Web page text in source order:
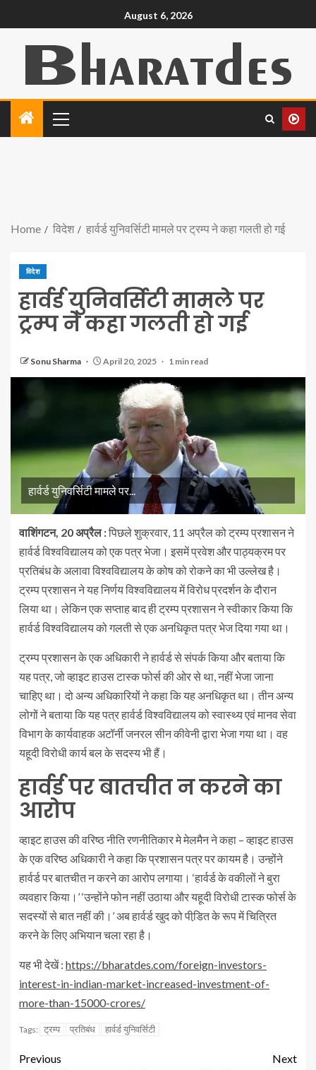
August 6, 2026
Home विदेश हार्वर्ड युनिवर्सिटी मामले पर ट्रम्प ने कहा गलती हो गई
विदेश
हार्वर्ड युनिवर्सिटी मामले पर
ट्रम्प ने कहा गलती हो गई
Sonu Sharma April 20, 2025 1 min read
हार्वर्ड युनिवर्सिटी मामले पर...
वाशिंगटन, 20 अप्रैल :पिछले शुक्रवार, 11 अप्रैल को ट्रम्प प्रशासन ने
हार्वर्ड विश्वविद्यालय को एक पत्र भेजा। इसमें प्रवेश और पाठ्यक्रम पर
प्रतिबंध के अलावा विश्वविद्यालय के कोष को रोकने का भी उल्लेख है।
ट्रम्प प्रशासन ने यह निर्णय विश्वविद्यालय में विरोध प्रदर्शन के दौरान
लिया था। लेकिन एक सप्ताह बाद ही ट्रम्प प्रशासन ने स्वीकार किया कि
हार्वर्ड विश्वविद्यालय को गलती से एक अनधिकृत पत्र भेज दिया गया था।
ट्रम्प प्रशासन के एक अधिकारी ने हार्वर्ड से संपर्क किया और बताया कि
यह पत्र, जो व्हाइट हाउस टास्क फोर्स की ओर से था, नहीं भेजा जाना
चाहिए था। दो अन्य अधिकारियों ने कहा कि यह अनधिकृत था। तीन अन्य
लोगों ने बताया कि यह पत्र हार्वर्ड विश्वविद्यालय को स्वास्थ्य एवं मानव सेवा
विभाग के कार्यवाहक अटॉर्नी जनरल सीन कीवेनी द्वारा भेजा गया था। वह
यहूदी विरोधी कार्य बल के सदस्य भी हैं।
हार्वर्ड पर बातचीत न करने का
आरोप
व्हाइट हाउस की वरिष्ठ नीति रणनीतिकार मे मेलमैन ने कहा – व्हाइट हाउस
के एक वरिष्ठ अधिकारी ने कहा कि प्रशासन पत्र पर कायम है। उन्होंने
हार्वर्ड पर बातचीत न करने का आरोप लगाया। ‘हार्वर्ड के वकीलों ने बुरा
व्यवहार किया।’ ‘उन्होंने फोन नहीं उठाया और यहूदी विरोधी टास्क फोर्स के
सदस्यों से बात नहीं की।’ अब हार्वर्ड खुद को पीडि़त के रूप में चित्रित
करने के लिए अभियान चला रहा है।
यह भी देखें : https://bharatdes.com/foreign-investors-
interest-in-indian-market-increased-investment-of-
more-than-15000-crores/
Tags: ट्रम्प प्रतिबंध हार्वर्ड युनिवर्सिटी
Previous
Next